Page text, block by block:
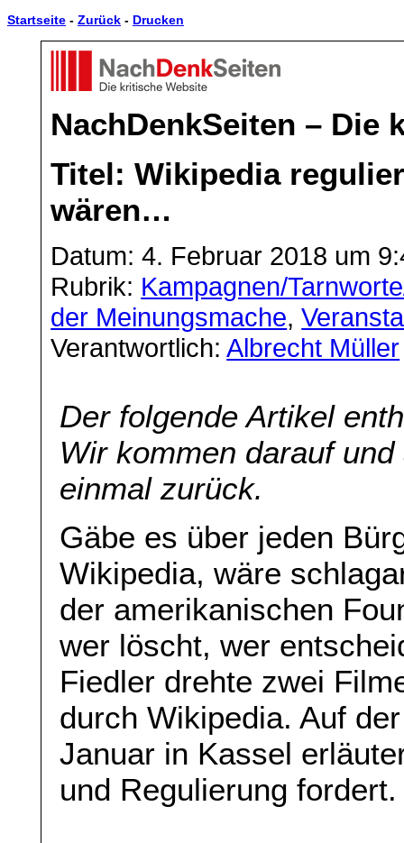
Startseite - Zurück - Drucken
NachDenkSeiten – Die
Titel: Wikipedia
wären…
Datum: 4. Februar 2018 um
Rubrik: Kampagnen/
der Meinungsmache,
Verantwortlich:Albrecht Müller
Der folgende Artikel
Wir kommen darauf
einmal zurück.
Gäbe es über jeden
Wikipedia, wäre
der amerikanischen
wer löscht, wer
Fiedler drehte zwei
durch Wikipedia. Auf
Januar in Kassel
und Regulierung fordert.